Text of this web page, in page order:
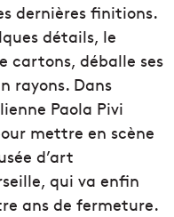
dernières finitions.
détails, le
cartons, déballe ses
rayons. Dans
Paola Pivi
mettre en scène
d’art
qui va enfin
ans de fermeture.